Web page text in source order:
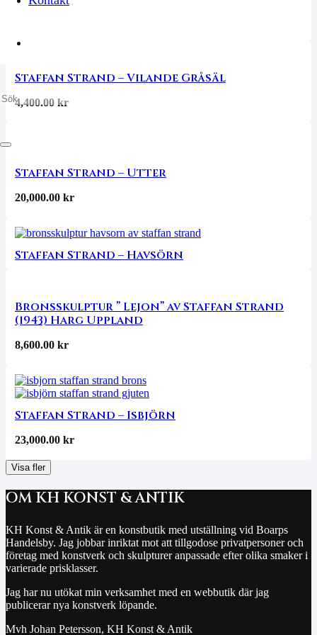
Staffan Strand – Vilande Gråsäl
4,400.00 kr
Staffan Strand – Utter
20,000.00 kr
Staffan Strand – Havsörn
Bronsskulptur ” Lejon” av Staffan Strand
(1943) Harg Uppland
8,600.00 kr
Staffan Strand – Isbjörn
23,000.00 kr
Visa fler
OM KH KONST & ANTIK
KH Konst & Antik är en konstbutik med utställning vid Boarps
Handelsby. Jag jobbar inriktat mot att tillgodose privatpersoner och
företag med konstverk och skulpturer anpassade efter olika smaker i
varierade prisklasser.
Jag har nu utökat min verksamhet med en webbutik där jag
publicerar nya konstverk löpande.
Mvh Johan Petersson, KH Konst & Antik